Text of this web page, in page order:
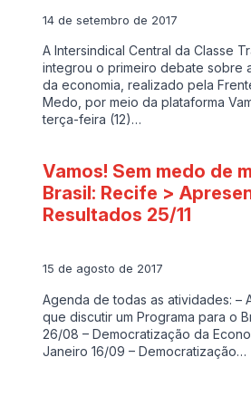
14 de setembro de 2017
A Intersindical Central da Classe
integrou o primeiro debate sobre
da economia, realizado pela
Medo, por meio da plataforma
terça-feira (12)…
Vamos! Sem medo de
Brasil: Recife >
Resultados 25/11
15 de agosto de 2017
Agenda de todas as atividades: –
que discutir um Programa para o
26/08 – Democratização da
Janeiro 16/09 – Democratização…